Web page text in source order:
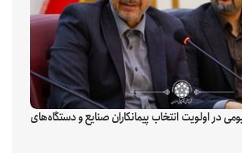
اولویت انتخاب پیمانکاران صنایع و دستگاه‌های